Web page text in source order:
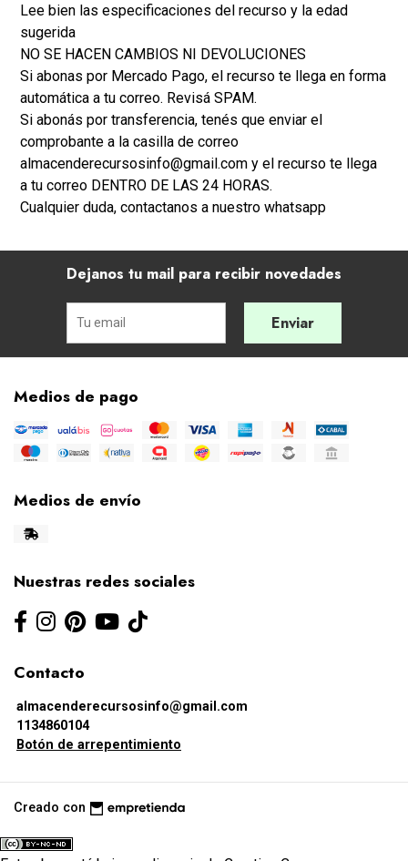
Lee bien las especificaciones del recurso y la edad
sugerida
NO SE HACEN CAMBIOS NI DEVOLUCIONES
Si abonas por Mercado Pago, el recurso te llega en forma
automática a tu correo. Revisá SPAM.
Si abonás por transferencia, tenés que enviar el
comprobante a la casilla de correo
almacenderecursosinfo@gmail.com y el recurso te llega
a tu correo DENTRO DE LAS 24 HORAS.
Cualquier duda, contactanos a nuestro whatsapp
Dejanos tu mail para recibir novedades
Enviar
Medios de pago
Medios de envío
Nuestras redes sociales
Contacto
almacenderecursosinfo@gmail.com
1134860104
Botón de arrepentimiento
Creado con